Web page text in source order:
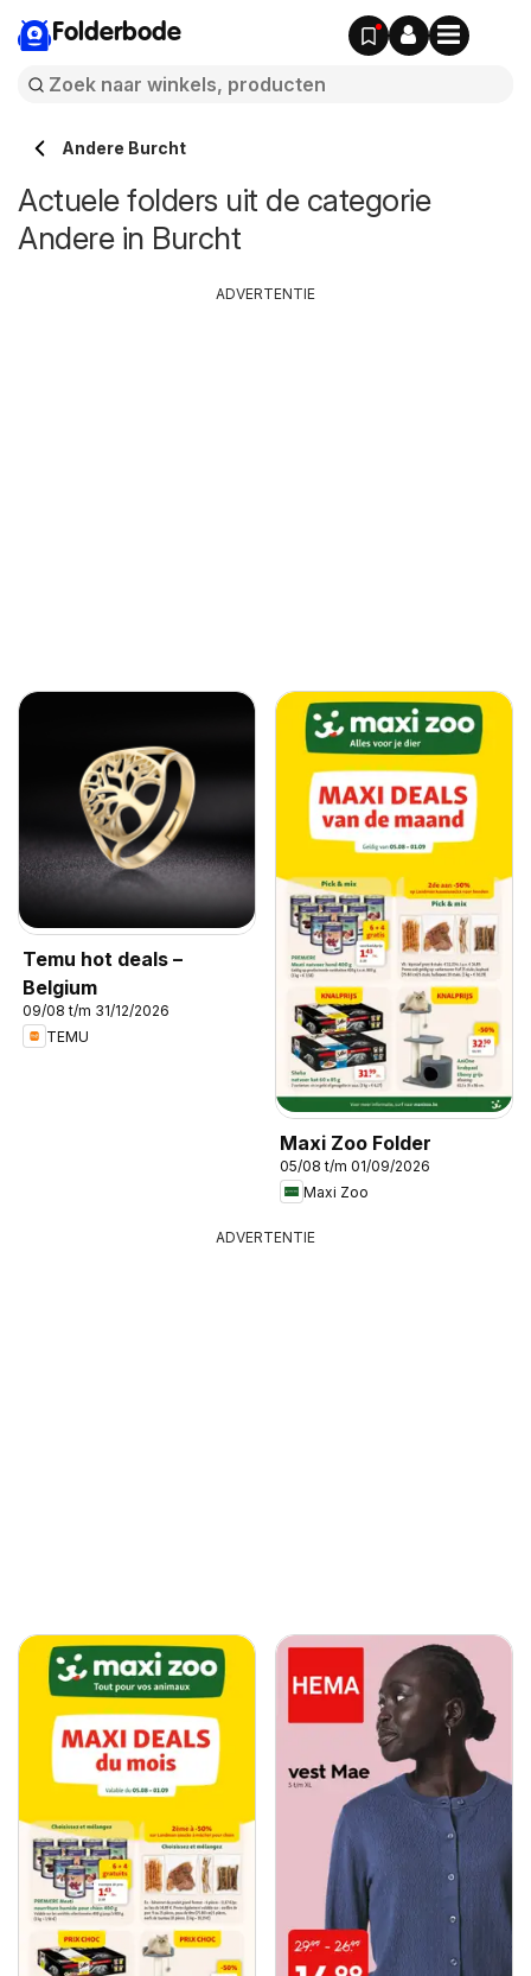
Folderbode
Andere Burcht
Actuele folders uit de categorie
Andere in Burcht
Temu hot deals –
Belgium
09/08 t/m 31/12/2026
TEMU
Maxi Zoo Folder
05/08 t/m 01/09/2026
Maxi Zoo
ADVERTENTIE
ADVERTENTIE